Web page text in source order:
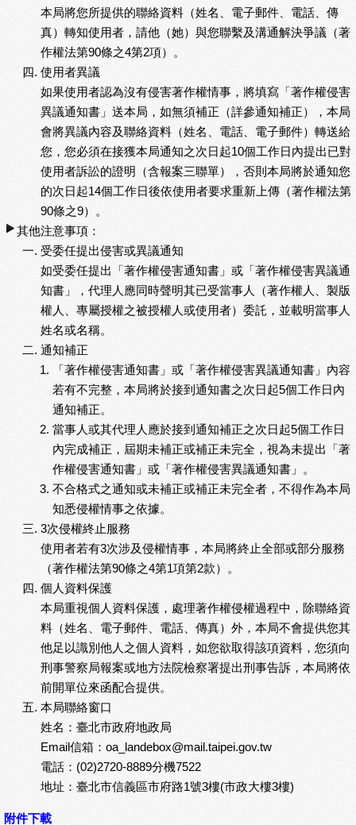
本局將您所提供的聯絡資料（姓名、電子郵件、電話、傳
真）轉知使用者，請他（她）與您聯繫及溝通解決爭議（著
作權法第90條之4第2項）。
使用者異議
如果使用者認為沒有侵害著作權情事，將填寫「著作權侵害
異議通知書」送本局，如無須補正（詳參通知補正），本局
會將異議內容及聯絡資料（姓名、電話、電子郵件）轉送給
您，您必須在接獲本局通知之次日起10個工作日內提出已對
使用者訴訟的證明（含報案三聯單），否則本局將於通知您
的次日起14個工作日後依使用者要求重新上傳（著作權法第
90條之9）。
其他注意事項：
受委任提出侵害或異議通知
如受委任提出「著作權侵害通知書」或「著作權侵害異議通
知書」，代理人應同時聲明其已受當事人（著作權人、製版
權人、專屬授權之被授權人或使用者）委託，並載明當事人
姓名或名稱。
通知補正
「著作權侵害通知書」或「著作權侵害異議通知書」內容
若有不完整，本局將於接到通知書之次日起5個工作日內
通知補正。
當事人或其代理人應於接到通知補正之次日起5個工作日
內完成補正，屆期未補正或補正未完全，視為未提出「著
作權侵害通知書」或「著作權侵害異議通知書」。
不合格式之通知或未補正或補正未完全者，不得作為本局
知悉侵權情事之依據。
3次侵權終止服務
使用者若有3次涉及侵權情事，本局將終止全部或部分服務
（著作權法第90條之4第1項第2款）。
個人資料保護
本局重視個人資料保護，處理著作權侵權過程中，除聯絡資
料（姓名、電子郵件、電話、傳真）外，本局不會提供您其
他足以識別他人之個人資料，如您欲取得該項資料，您須向
刑事警察局報案或地方法院檢察署提出刑事告訴，本局將依
前開單位來函配合提供。
本局聯絡窗口
姓名：臺北市政府地政局
Email信箱：oa_landebox@mail.taipei.gov.tw
電話：(02)2720-8889分機7522
地址：臺北市信義區市府路1號3樓(市政大樓3樓)
附件下載